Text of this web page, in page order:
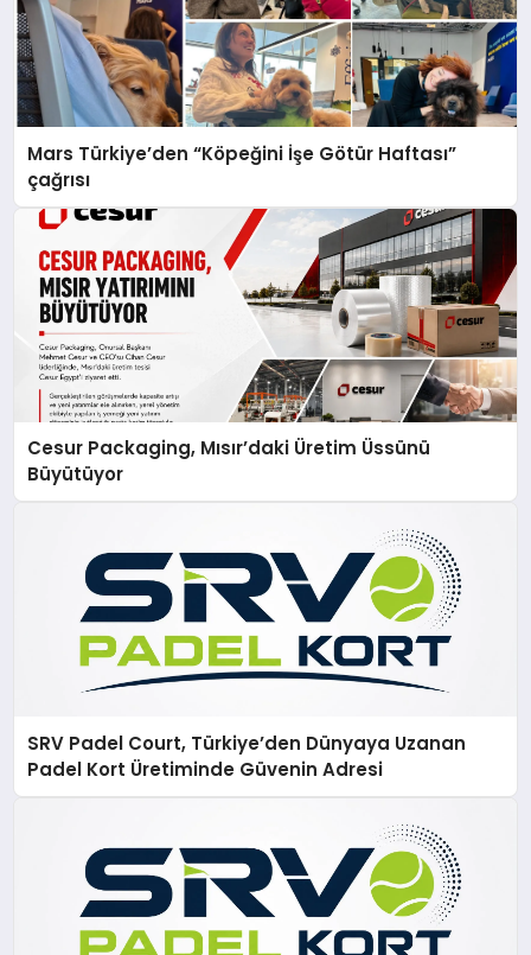
Mars Türkiye’den “Köpeğini İşe Götür Haftası”
çağrısı
Cesur Packaging, Mısır’daki Üretim Üssünü
Büyütüyor
SRV Padel Court, Türkiye’den Dünyaya Uzanan
Padel Kort Üretiminde Güvenin Adresi